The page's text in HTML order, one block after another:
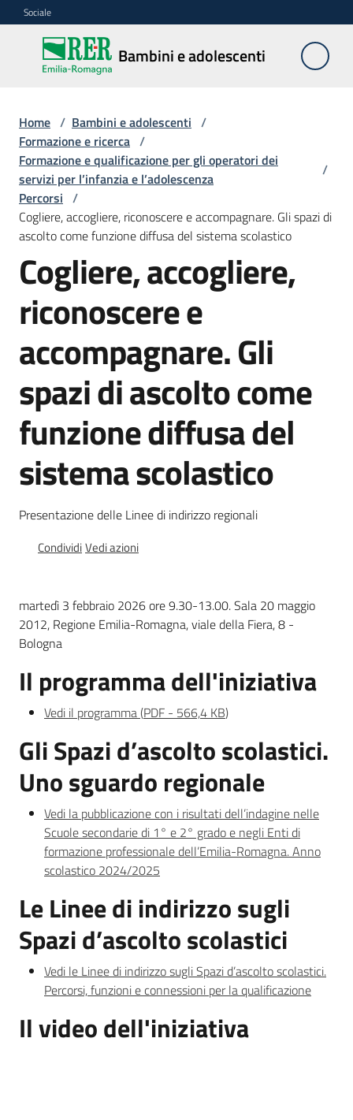
Vai al contenuto
Vai alla navigazione
Vai al footer
Sociale
Bambini e adolescenti
Bambini e
adolescenti
Accoglienza,
tutela
e
sostegno
Adolescenza
Centri
estivi
soggiorni
socioeducativi
Formazione
ricerca
Menu selezionato
Nidi
dell'infanzia
Sociale
Argomenti
Novità
Servizi
Leggi Atti Bandi
Piani Programmi
Progetti
Home / Bambini e adolescenti /
Formazione e ricerca /
Formazione e qualificazione per gli operatori dei
servizi per l’infanzia e l’adolescenza
/
Percorsi /
Cogliere, accogliere, riconoscere e accompagnare. Gli spazi di
ascolto come funzione diffusa del sistema scolastico
Cogliere, accogliere,
riconoscere e
accompagnare. Gli
spazi di ascolto come
funzione diffusa del
sistema scolastico
Presentazione delle Linee di indirizzo regionali
CondividiVedi azioni
martedì 3 febbraio 2026 ore 9.30-13.00. Sala 20 maggio
2012, Regione Emilia-Romagna, viale della Fiera, 8 -
Bologna
Il programma dell'iniziativa
Vedi il programma(PDF - 566,4 KB)
Gli Spazi d’ascolto scolastici.
Uno sguardo regionale
Vedi la pubblicazione con i risultati dell’indagine nelle
Scuole secondarie di 1° e 2° grado e negli Enti di
formazione professionale dell’Emilia-Romagna. Anno
scolastico 2024/2025
Le Linee di indirizzo sugli
Spazi d’ascolto scolastici
Vedi le Linee di indirizzo sugli Spazi d’ascolto scolastici.
Percorsi, funzioni e connessioni per la qualificazione
Il video dell'iniziativa